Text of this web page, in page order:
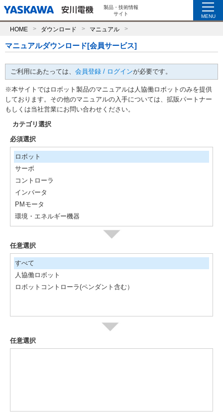
製品・技術情報
サイト
MENU
HOME ダウンロード マニュアル
マニュアルダウンロード[会員サービス]
ご利用にあたっては、 会員登録 / ログインが必要です。
※本サイトではロボット製品のマニュアルは人協働ロボットのみを提供
しております。その他のマニュアルの入手については、拡販パートナー
もしくは当社営業にお問い合わせください。
カテゴリ選択
必須選択
ロボット
サーボ
コントローラ
インバータ
PMモータ
環境・エネルギー機器
任意選択
すべて
人協働ロボット
ロボットコントローラ(ペンダント含む）
任意選択